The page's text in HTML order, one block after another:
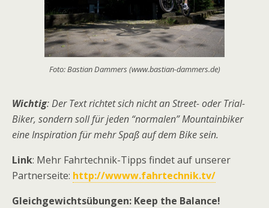
Foto: Bastian Dammers (www.bastian-dammers.de)
Wichtig: Der Text richtet sich nicht an Street- oder Trial-
Biker, sondern soll für jeden “normalen” Mountainbiker
eine Inspiration für mehr Spaß auf dem Bike sein.
Link: Mehr Fahrtechnik-Tipps findet auf unserer
Partnerseite: http://wwww.fahrtechnik.tv/
Gleichgewichtsübungen: Keep the Balance!